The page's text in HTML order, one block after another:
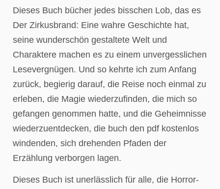
Dieses Buch bücher jedes bisschen Lob, das es
Der Zirkusbrand: Eine wahre Geschichte hat,
seine wunderschön gestaltete Welt und
Charaktere machen es zu einem unvergesslichen
Lesevergnügen. Und so kehrte ich zum Anfang
zurück, begierig darauf, die Reise noch einmal zu
erleben, die Magie wiederzufinden, die mich so
gefangen genommen hatte, und die Geheimnisse
wiederzuentdecken, die buch den pdf kostenlos
windenden, sich drehenden Pfaden der
Erzählung verborgen lagen.
Dieses Buch ist unerlässlich für alle, die Horror-